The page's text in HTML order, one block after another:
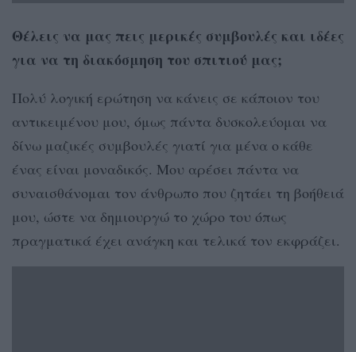
Θέλεις να μας πεις μερικές συμβουλές και ιδέες
για να τη διακόσμηση του σπιτιού μας;
Πολύ λογική ερώτηση να κάνεις σε κάποιον του
αντικειμένου μου, όμως πάντα δυσκολεύομαι να
δίνω μαζικές συμβουλές γιατί για μένα ο κάθε
ένας είναι μοναδικός. Μου αρέσει πάντα να
συναισθάνομαι τον άνθρωπο που ζητάει τη βοήθειά
μου, ώστε να δημιουργώ το χώρο του όπως
πραγματικά έχει ανάγκη και τελικά τον εκφράζει.